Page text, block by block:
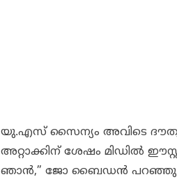
യു.എസ് സൈന്യം അവിടെ
അറ്റാക്കിന് ശേഷം മിഡില്‍
ഞാന്‍,” ജോ ബൈഡന്‍